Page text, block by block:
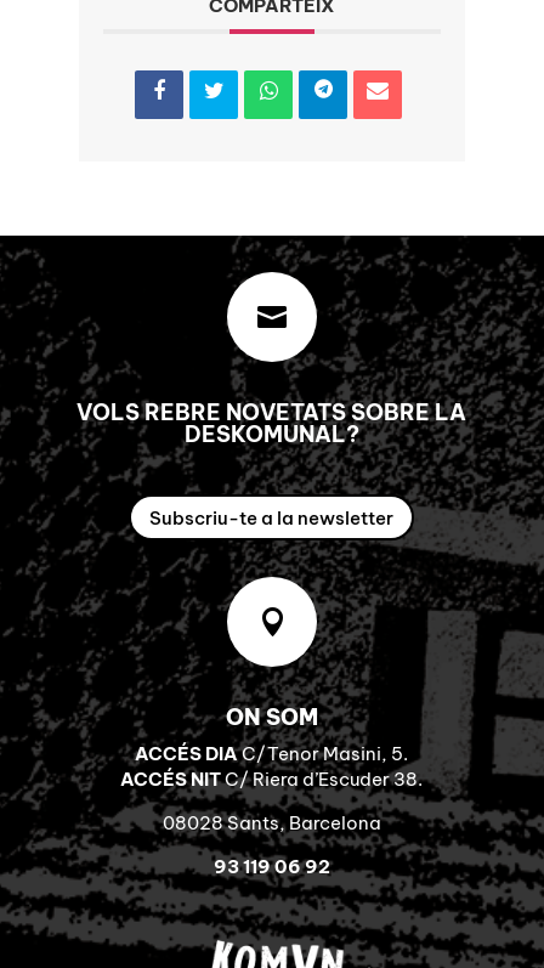
COMPARTEIX

VOLS REBRE NOVETATS SOBRE LA
DESKOMUNAL?
Subscriu-te a la newsletter

ON SOM
ACCÉS DIAC/Tenor Masini, 5.
ACCÉS NITC/ Riera d’Escuder 38.
08028 Sants, Barcelona
93 119 06 92